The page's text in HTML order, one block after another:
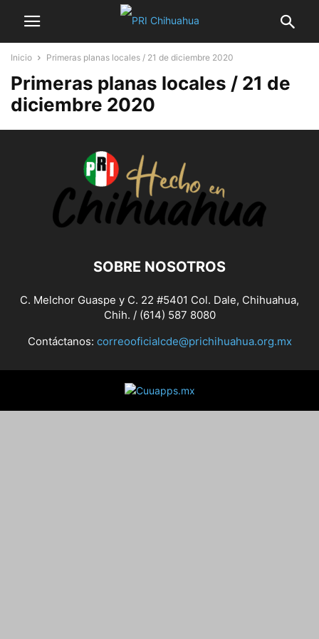
Inicio Primeras planas locales / 21 de diciembre 2020
Primeras planas locales / 21 de
diciembre 2020
SOBRE NOSOTROS
C. Melchor Guaspe y C. 22 #5401 Col. Dale, Chihuahua,
Chih. / (614) 587 8080
Contáctanos: correooficialcde@prichihuahua.org.mx